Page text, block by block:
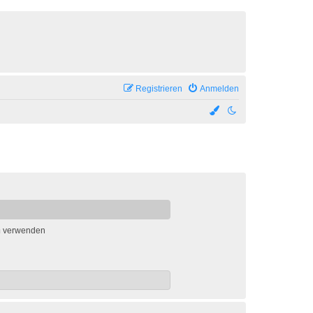
Anmelden
Registrieren
verwenden